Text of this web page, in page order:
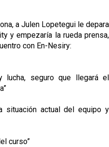
a Julen Lopetegui le depara
y empezaría la rueda prensa,
con En-Nesiry:
lucha, seguro que llegará el
situación actual del equipo y
curso”